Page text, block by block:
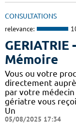
CONSULTATIONS
relevance:
Mémoire
Vous ou votre
directement
par votre
gériatre vous
Un
05/08/2025 17:34